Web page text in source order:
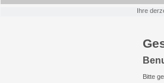
Ihre
Bitte